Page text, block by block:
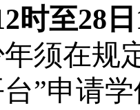
时至28
须在规
”申请